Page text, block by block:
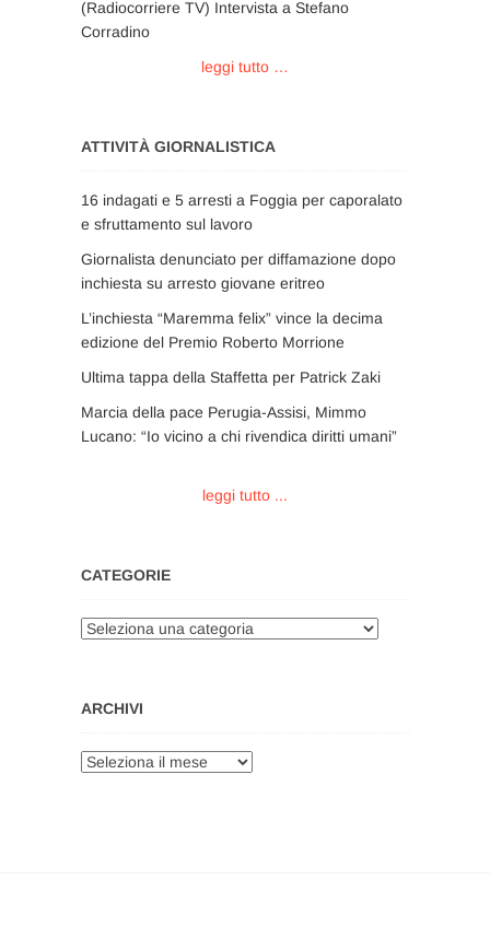
(Radiocorriere TV) Intervista a Stefano
Corradino
leggi tutto …
ATTIVITÀ GIORNALISTICA
16 indagati e 5 arresti a Foggia per caporalato
e sfruttamento sul lavoro
Giornalista denunciato per diffamazione dopo
inchiesta su arresto giovane eritreo
L’inchiesta “Maremma felix” vince la decima
edizione del Premio Roberto Morrione
Ultima tappa della Staffetta per Patrick Zaki
Marcia della pace Perugia-Assisi, Mimmo
Lucano: “Io vicino a chi rivendica diritti umani”
leggi tutto ...
CATEGORIE
Categorie
ARCHIVI
Archivi